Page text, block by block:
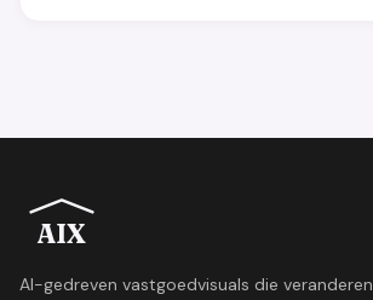
AIX
AI-gedreven vastgoedvisuals die veranderen